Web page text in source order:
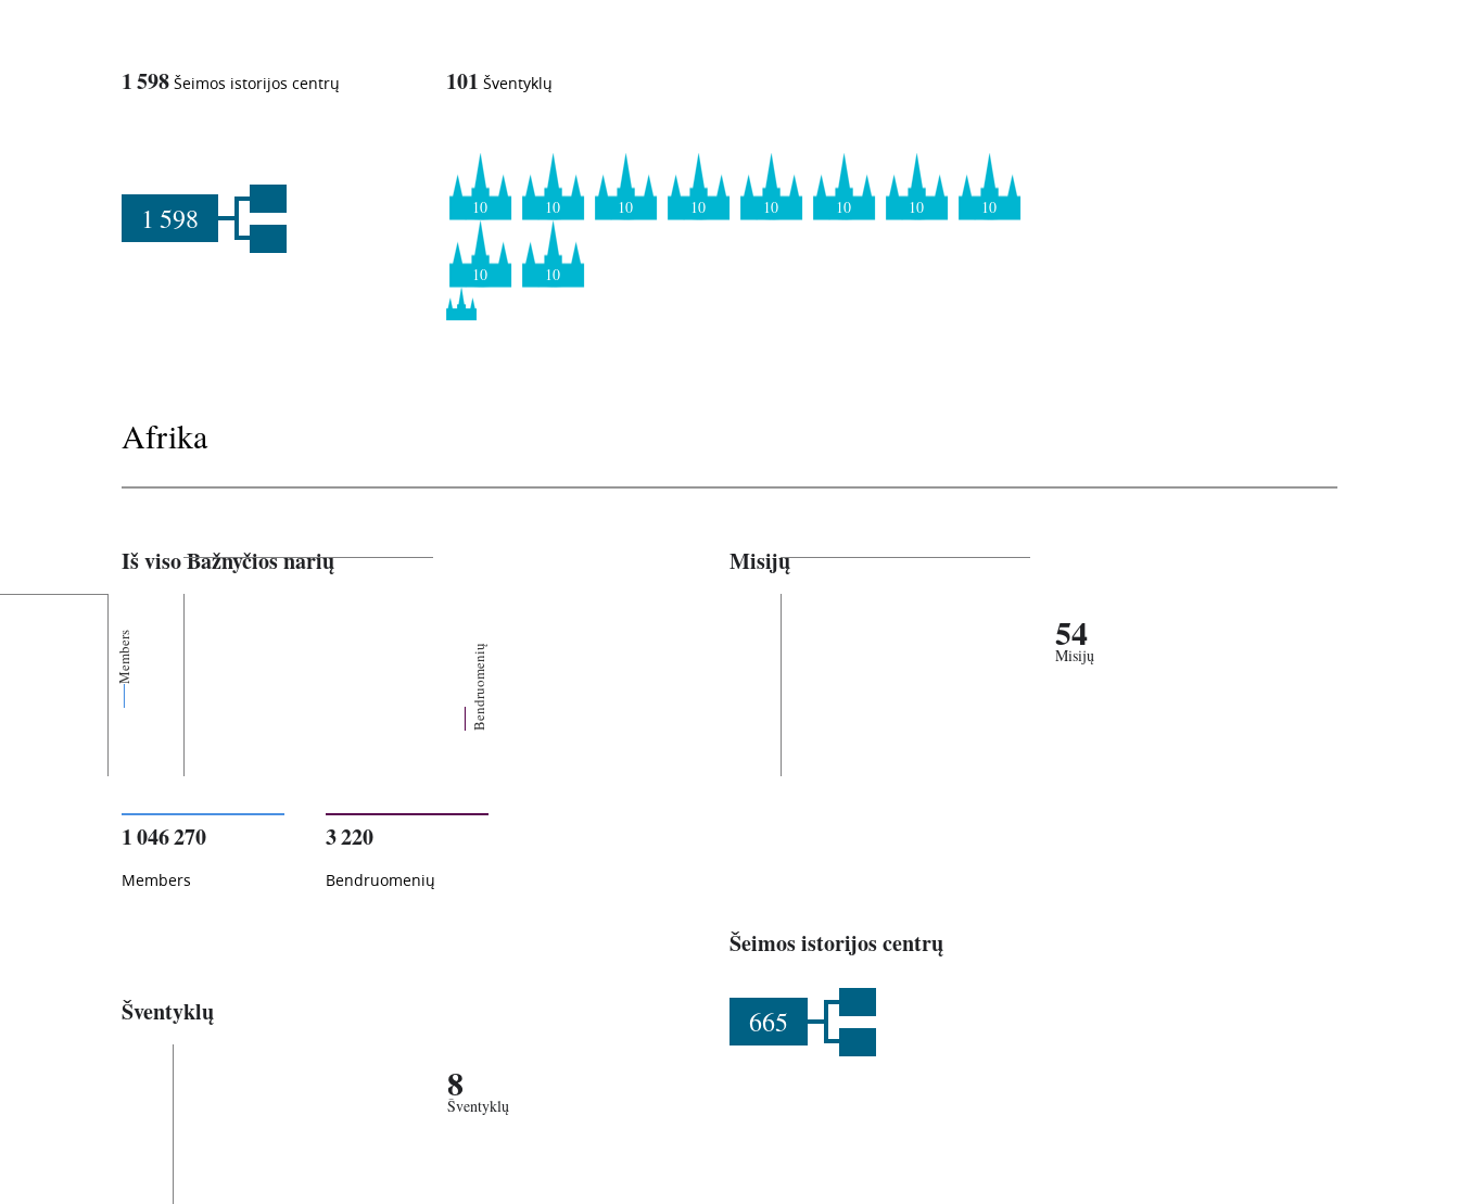
1 598 Šeimos istorijos centrų
1 598
101 Šventyklų
10 10 10 10 10 10 10 10
10 10
Afrika
Iš viso Bažnyčios narių
Members Bendruomenių
1 046 270
Members
3 220
Bendruomenių
Misijų
54
Misijų
Šeimos istorijos centrų
665
Šventyklų
8
Šventyklų